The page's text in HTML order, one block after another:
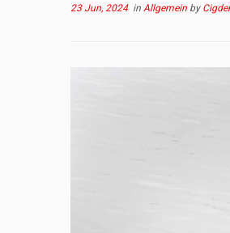
23 Jun, 2024in Allgemein by